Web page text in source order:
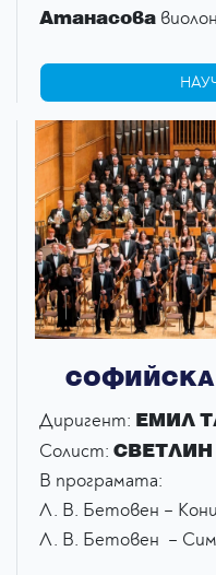
Атанасова
Диригент: ЕМИЛ
Солист: СВЕТЛИН
В програмата:
Л. В. Бетовен –
Л. В. Бетовен –